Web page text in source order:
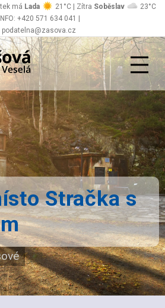
INFO: +420 571 634 041 |
podatelna@zasova.cz
má Lada 21°C | Zítra Soběslav 23°C
Stračka s